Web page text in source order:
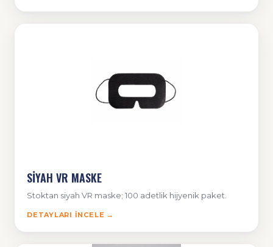
SİYAH VR MASKE
Stoktan siyah VR maske; 100 adetlik hijyenik paket.
DETAYLARI İNCELE →